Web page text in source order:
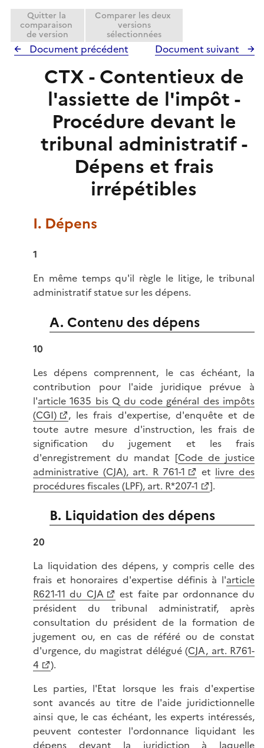
e
rQuitter la
comparaison
de version
Comparer les deux
versions
sélectionnées
Document précédent Document suivant
CTX - Contentieux de
l'assiette de l'impôt -
Procédure devant le
tribunal administratif -
Dépens et frais
irrépétibles
I. Dépens
1
En même temps qu'il règle le litige, le tribunal
administratif statue sur les dépens.
A. Contenu des dépens
10
Les dépens comprennent, le cas échéant, la
contribution pour l'aide juridique prévue à
l'article 1635 bis Q du code général des impôts
(CGI)
, les frais d'expertise, d'enquête et de
toute autre mesure d'instruction, les frais de
signification du jugement et les frais
d'enregistrement du mandat [Code de justice
administrative (CJA), art. R 761-1
et livre des
procédures fiscales (LPF), art. R*207-1
].
B. Liquidation des dépens
20
La liquidation des dépens, y compris celle des
frais et honoraires d'expertise définis à l'article
R621-11 du CJA
est faite par ordonnance du
président du tribunal administratif, après
consultation du président de la formation de
jugement ou, en cas de référé ou de constat
d'urgence, du magistrat délégué (CJA, art. R761-
4
).
Les parties, l'Etat lorsque les frais d'expertise
sont avancés au titre de l'aide juridictionnelle
ainsi que, le cas échéant, les experts intéressés,
peuvent contester l'ordonnance liquidant les
dépens devant la juridiction à laquelle